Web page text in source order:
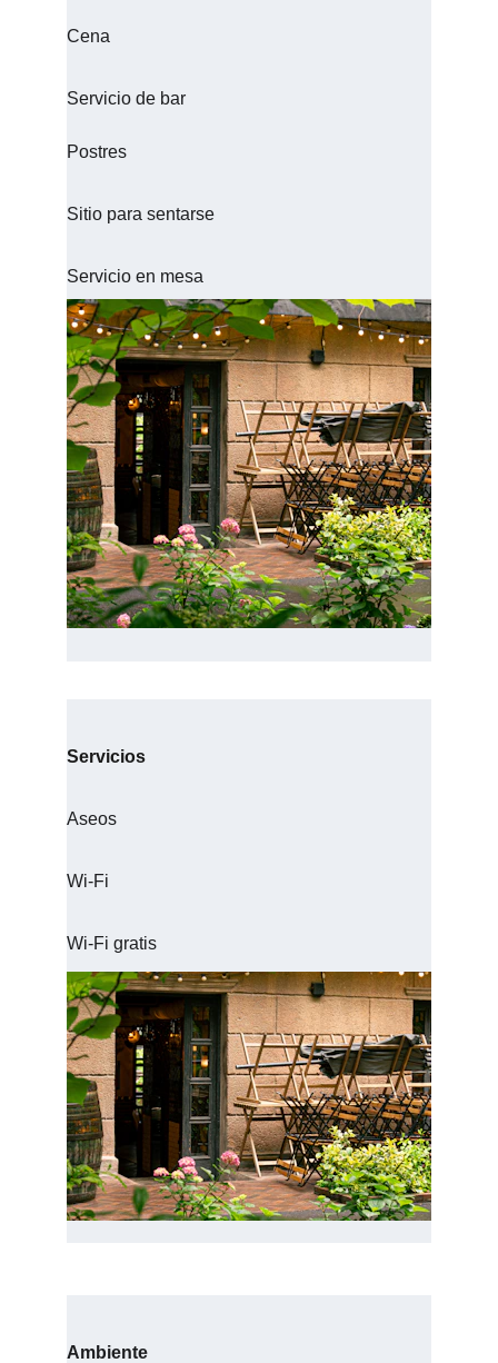
Postres
Sitio para sentarse
Servicio en mesa
Cena
Servicio de bar
Servicios
Aseos
Wi-Fi
Wi-Fi gratis
Ambiente